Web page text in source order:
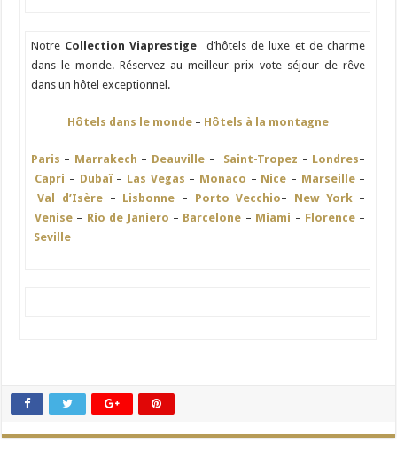
Notre Collection Viaprestige d’hôtels de luxe et de charme
dans le monde. Réservez au meilleur prix vote séjour de rêve
dans un hôtel exceptionnel.
Hôtels dans le monde– Hôtels à la montagne
Paris – Marrakech – Deauville – Saint-Tropez – Londres–
Capri – Dubaï– Las Vegas – Monaco – Nice – Marseille–
Val d’Isère– Lisbonne – Porto Vecchio– New York–
Venise – Rio de Janiero – Barcelone – Miami – Florence–
Seville